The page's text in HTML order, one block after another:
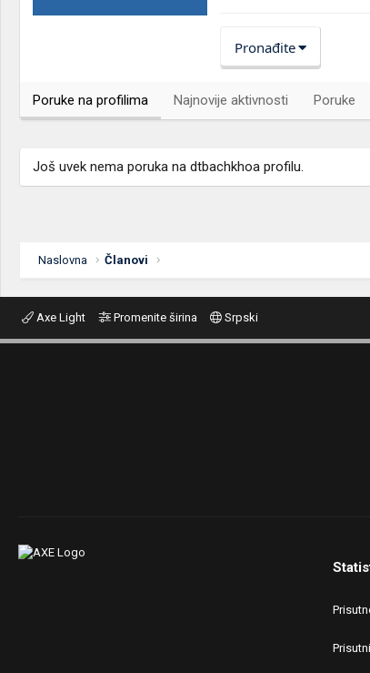
Pronađite
Poruke na profilima Najnovije aktivnosti Poruke
Još uvek nema poruka na dtbachkhoa profilu.
Naslovna Članovi
Axe Light Promenite širina Srpski